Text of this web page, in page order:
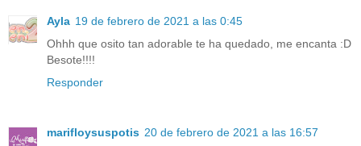
Ayla 19 de febrero de 2021 a las 0:45
Ohhh que osito tan adorable te ha quedado, me encanta :D
Besote!!!!
Responder
marifloysuspotis 20 de febrero de 2021 a las 16:57